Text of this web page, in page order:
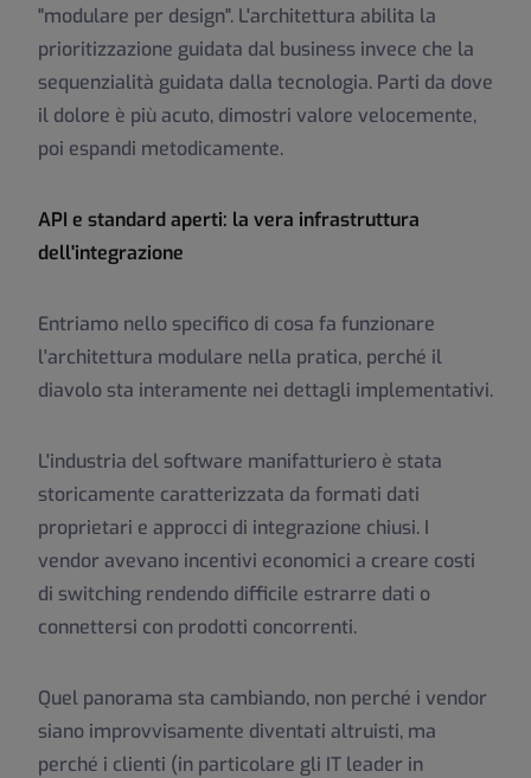
"modulare per design". L'architettura abilita la
prioritizzazione guidata dal business invece che la
sequenzialità guidata dalla tecnologia. Parti da dove
il dolore è più acuto, dimostri valore velocemente,
poi espandi metodicamente.
API e standard aperti: la vera infrastruttura
dell'integrazione
Entriamo nello specifico di cosa fa funzionare
l'architettura modulare nella pratica, perché il
diavolo sta interamente nei dettagli implementativi.
L'industria del software manifatturiero è stata
storicamente caratterizzata da formati dati
proprietari e approcci di integrazione chiusi. I
vendor avevano incentivi economici a creare costi
di switching rendendo difficile estrarre dati o
connettersi con prodotti concorrenti.
Quel panorama sta cambiando, non perché i vendor
siano improvvisamente diventati altruisti, ma
perché i clienti (in particolare gli IT leader in